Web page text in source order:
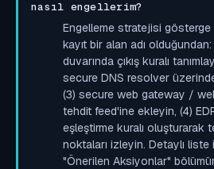
nasıl engellerim?
Engelleme stratejisi gösterge
kayıt bir alan adı olduğundan:
duvarında çıkış kuralı
secure DNS resolver
(3) secure web gateway /
tehdit feed'ine ekleyin, (4)
eşleştirme kuralı oluşturarak
noktaları izleyin. Detaylı
"Önerilen Aksiyonlar"